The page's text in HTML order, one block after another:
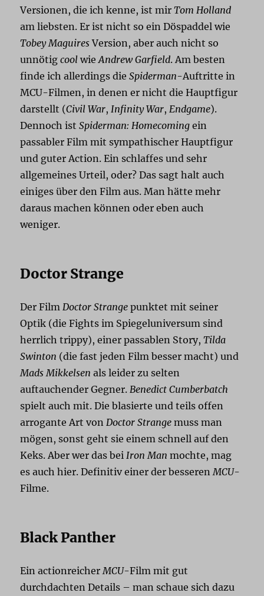
Versionen, die ich kenne, ist mirTom Holland
am liebsten. Er ist nicht so ein Döspaddel wie
Tobey MaguiresVersion, aber auch nicht so
unnötigcool wieAndrew Garfield. Am besten
finde ich allerdings dieSpiderman-Auftritte in
MCU-Filmen, in denen er nicht die Hauptfigur
darstellt (Civil War, Infinity War, Endgame).
Dennoch istSpiderman: Homecoming ein
passabler Film mit sympathischer Hauptfigur
und guter Action. Ein schlaffes und sehr
allgemeines Urteil, oder? Das sagt halt auch
einiges über den Film aus. Man hätte mehr
daraus machen können oder eben auch
weniger.
Doctor Strange
Der Film Doctor Strange punktet mit seiner
Optik (die Fights im Spiegeluniversum sind
herrlich trippy), einer passablen Story,Tilda
Swinton (die fast jeden Film besser macht) und
Mads Mikkelsen als leider zu selten
auftauchender Gegner. Benedict Cumberbatch
spielt auch mit. Die blasierte und teils offen
arrogante Art von Doctor Strange muss man
mögen, sonst geht sie einem schnell auf den
Keks. Aber wer das bei Iron Man mochte, mag
es auch hier. Definitiv einer der besseren MCU-
Filme.
Black Panther
Ein actionreicher MCU-Film mit gut
durchdachten Details – man schaue sich dazu